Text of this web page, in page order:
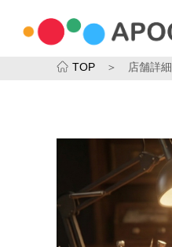
TOP ＞ 店舗詳細